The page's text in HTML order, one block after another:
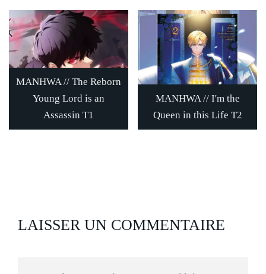
MANHWA // The Reborn
Young Lord is an
Assassin T1
MANHWA // I'm the
Queen in this Life T2
LAISSER UN COMMENTAIRE